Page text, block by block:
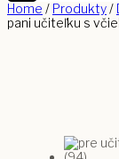
Home / Produkty/
pani učiteľku s